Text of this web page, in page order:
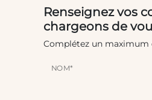
Renseignez vos
chargeons de
Complétez un maximum
NOM*